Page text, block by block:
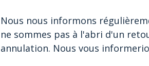
Nous nous informons
ne sommes pas à l'abri d'un
annulation. Nous vous